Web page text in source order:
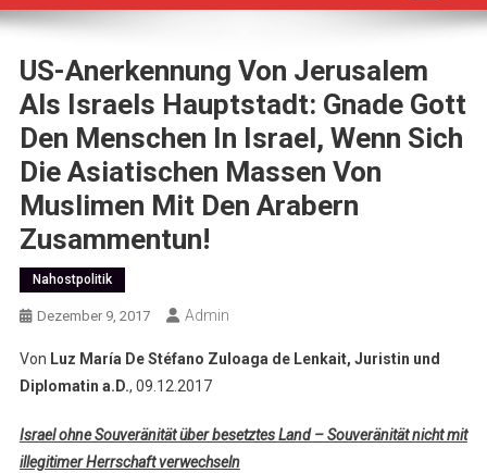
US-Anerkennung Von Jerusalem
Als Israels Hauptstadt: Gnade Gott
Den Menschen In Israel, Wenn Sich
Die Asiatischen Massen Von
Muslimen Mit Den Arabern
Zusammentun!
Nahostpolitik
Dezember 9, 2017 Admin
Von Luz María De Stéfano Zuloaga de Lenkait, Juristin und
Diplomatin a.D., 09.12.2017
Israel ohne Souveränität über besetztes Land – Souveränität nicht mit
illegitimer Herrschaft verwechseln